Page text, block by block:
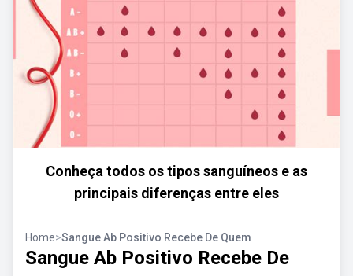
Conheça todos os tipos sanguíneos e as
principais diferenças entre eles
Home>Sangue Ab Positivo Recebe De Quem
Sangue Ab Positivo Recebe De